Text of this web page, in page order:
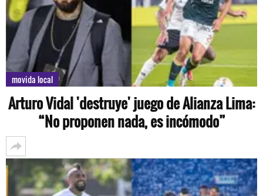
movida local
Arturo Vidal 'destruye' juego de Alianza Lima:
“No proponen nada, es incómodo”